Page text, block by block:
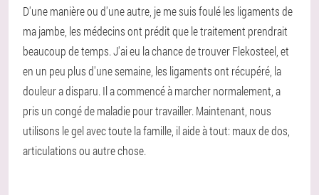
D'une manière ou d'une autre, je me suis foulé les ligaments de
ma jambe, les médecins ont prédit que le traitement prendrait
beaucoup de temps. J'ai eu la chance de trouver Flekosteel, et
en un peu plus d'une semaine, les ligaments ont récupéré, la
douleur a disparu. Il a commencé à marcher normalement, a
pris un congé de maladie pour travailler. Maintenant, nous
utilisons le gel avec toute la famille, il aide à tout: maux de dos,
articulations ou autre chose.